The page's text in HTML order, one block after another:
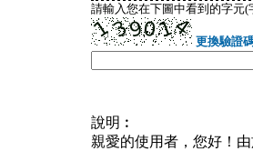
請輸入您在下圖中看到的字元(
更換驗證
說明︰
親愛的使用者，您好！